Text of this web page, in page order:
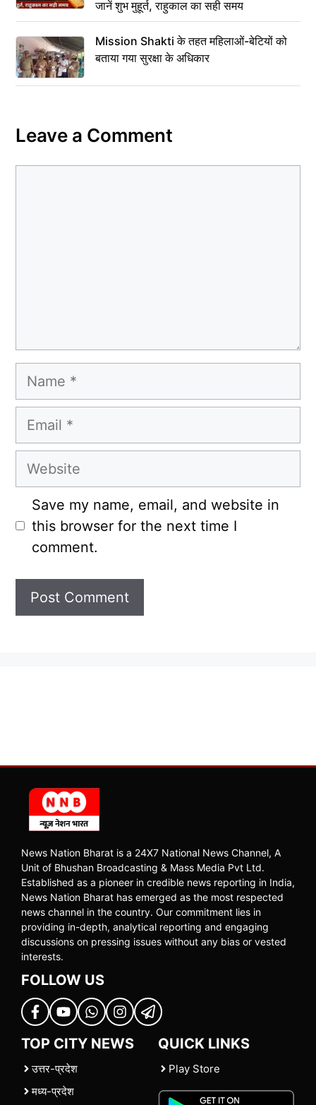
जानें शुभ मुहूर्त, राहुकाल का सही समय
Mission Shakti के तहत महिलाओं-बेटियों को
बताया गया सुरक्षा के अधिकार
Leave a Comment
Name
Email
Website
Save my name, email, and website in
this browser for the next time I
comment.
News Nation Bharat is a 24X7 National News Channel, A
Unit of Bhushan Broadcasting & Mass Media Pvt Ltd.
Established as a pioneer in credible news reporting in India,
News Nation Bharat has emerged as the most respected
news channel in the country. Our commitment lies in
providing in-depth, analytical reporting and engaging
discussions on pressing issues without any bias or vested
interests.
FOLLOW US
TOP CITY NEWS
उत्तर-प्रदेश
मध्य-प्रदेश
QUICK LINKS
Play Store